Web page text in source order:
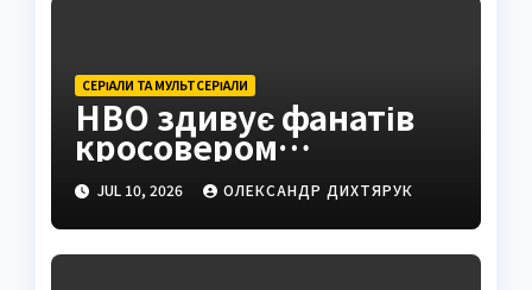
СЕРІАЛИ ТА МУЛЬТСЕРІАЛИ
HBO здивує фанатів
кросовером
«Завдання» та «Мейр
з Істтауна»
JUL 10, 2026 ОЛЕКСАНДР ДИХТЯРУК